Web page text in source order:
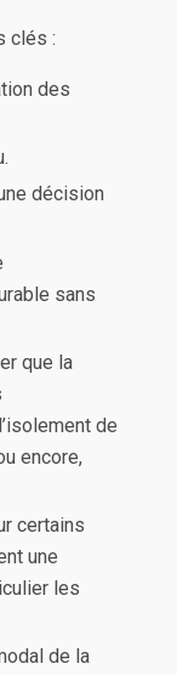
clés :
des
décision
sans
que la
de
encore,
certains
une
les
de la